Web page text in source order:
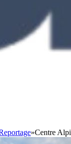
»Centre